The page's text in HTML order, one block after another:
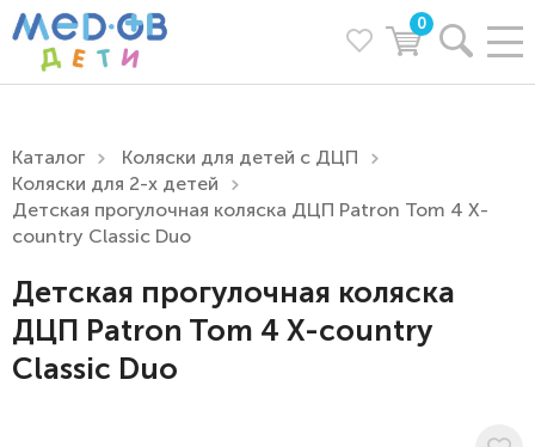
0
Каталог
Коляски для детей с ДЦП
Коляски для 2-х детей
Детская прогулочная коляска ДЦП Patron Tom 4 X-
country Classic Duo
Детская прогулочная коляска
ДЦП Patron Tom 4 X-country
Classic Duo